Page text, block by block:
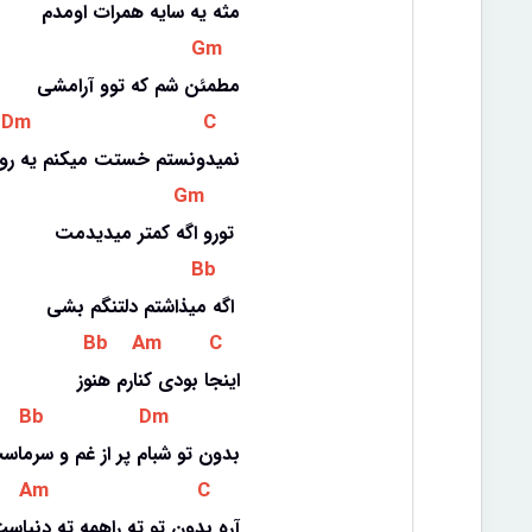
مثه یه سایه همرات اومدم
Gm
مطمئن شم که توو آرامشی
C
نمیدونستم خستت میکنم یه
Gm
تورو اگه کمتر میدیدمت
Bb
اگه میذاشتم دلتنگم بشی
Bb Am C
اینجا بودی کنارم هنوز
Bb Dm
بدون تو شبام پر از غم و
Am C